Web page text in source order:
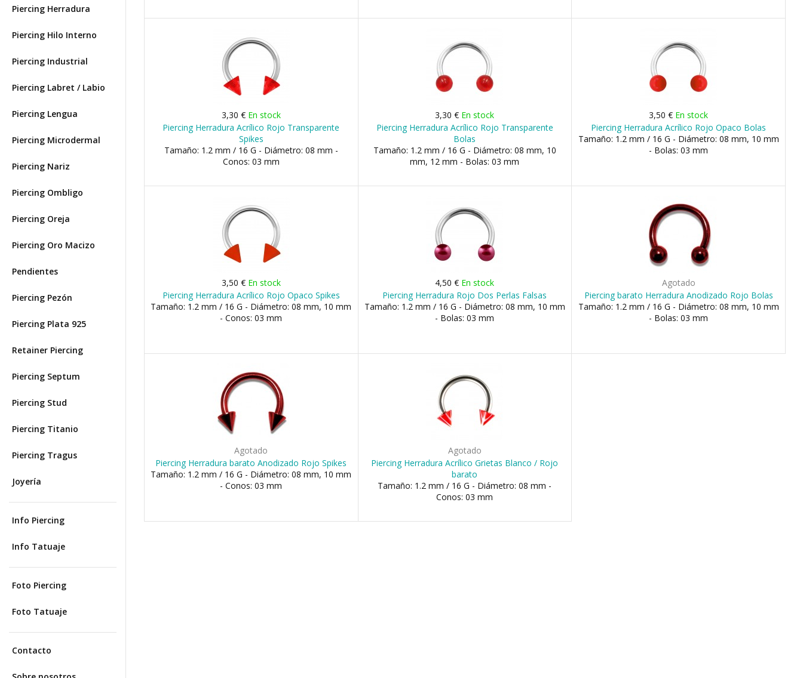
Piercing Herradura
Piercing Hilo Interno
Piercing Industrial
Piercing Labret / Labio
Piercing Lengua
Piercing Microdermal
Piercing Nariz
Piercing Ombligo
Piercing Oreja
Piercing Oro Macizo
Pendientes
Piercing Pezón
Piercing Plata 925
Retainer Piercing
Piercing Septum
Piercing Stud
Piercing Titanio
Piercing Tragus
Joyería
Info Piercing
Info Tatuaje
Foto Piercing
Foto Tatuaje
Contacto
3,30 € En stock
Piercing Herradura Acrílico Rojo Transparente
Spikes
Tamaño: 1.2 mm / 16 G - Diámetro: 08 mm -
Conos: 03 mm
3,30 € En stock
Piercing Herradura Acrílico Rojo Transparente
Bolas
Tamaño: 1.2 mm / 16 G - Diámetro: 08 mm, 10
mm, 12 mm - Bolas: 03 mm
3,50 € En stock
Piercing Herradura Acrílico Rojo Opaco Bolas
Tamaño: 1.2 mm / 16 G - Diámetro: 08 mm, 10 mm
- Bolas: 03 mm
3,50 € En stock
Piercing Herradura Acrílico Rojo Opaco Spikes
Tamaño: 1.2 mm / 16 G - Diámetro: 08 mm, 10 mm
- Conos: 03 mm
4,50 € En stock
Piercing Herradura Rojo Dos Perlas Falsas
Tamaño: 1.2 mm / 16 G - Diámetro: 08 mm, 10 mm
- Bolas: 03 mm
Agotado
Piercing barato Herradura Anodizado Rojo Bolas
Tamaño: 1.2 mm / 16 G - Diámetro: 08 mm, 10 mm
- Bolas: 03 mm
Agotado
Piercing Herradura barato Anodizado Rojo Spikes
Tamaño: 1.2 mm / 16 G - Diámetro: 08 mm, 10 mm
- Conos: 03 mm
Agotado
Piercing Herradura Acrílico Grietas Blanco / Rojo
barato
Tamaño: 1.2 mm / 16 G - Diámetro: 08 mm -
Conos: 03 mm